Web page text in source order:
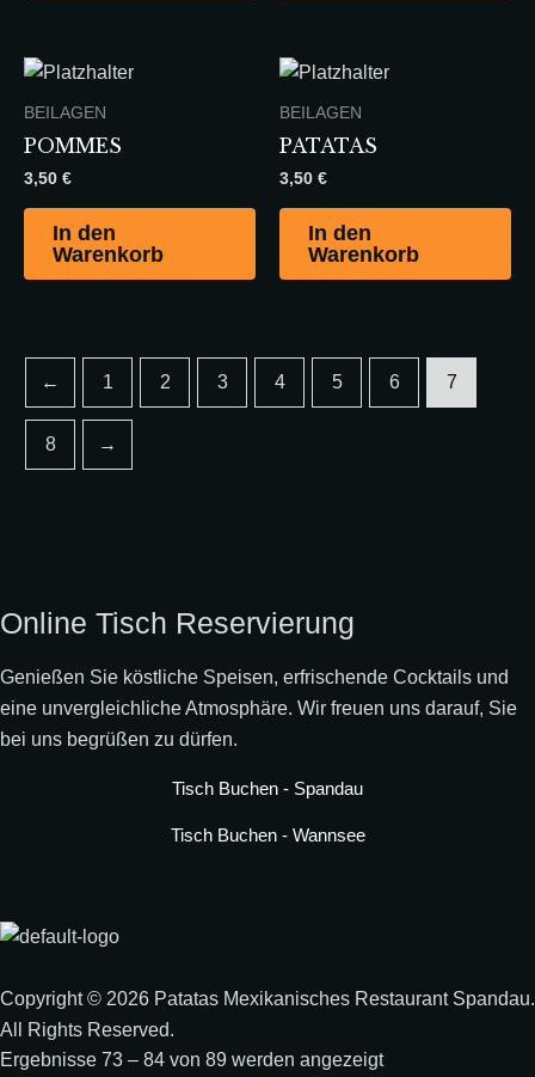
Ergebnisse 73 – 84 von 89 werden angezeigt
BEILAGEN
POMMES
3,50 €
In den
Warenkorb
BEILAGEN
PATATAS
3,50 €
In den
Warenkorb
← 1 2 3 4 5 6 7
8 →
Online Tisch Reservierung
Genießen Sie köstliche Speisen, erfrischende Cocktails und
eine unvergleichliche Atmosphäre. Wir freuen uns darauf, Sie
bei uns begrüßen zu dürfen.
Tisch Buchen - Spandau
Tisch Buchen - Wannsee
Copyright © 2026 Patatas Mexikanisches Restaurant Spandau.
All Rights Reserved.